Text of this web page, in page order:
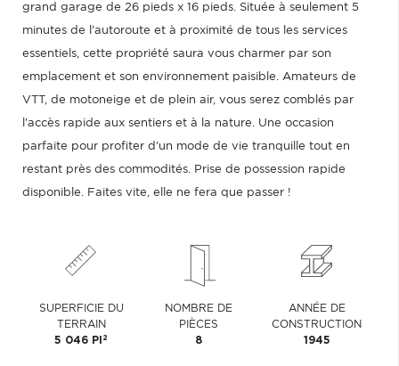
grand garage de 26 pieds x 16 pieds. Située à seulement 5
minutes de l'autoroute et à proximité de tous les services
essentiels, cette propriété saura vous charmer par son
emplacement et son environnement paisible. Amateurs de
VTT, de motoneige et de plein air, vous serez comblés par
l'accès rapide aux sentiers et à la nature. Une occasion
parfaite pour profiter d'un mode de vie tranquille tout en
restant près des commodités. Prise de possession rapide
disponible. Faites vite, elle ne fera que passer !
SUPERFICIE DU
TERRAIN
5 046 PI 2
NOMBRE DE
PIÈCES
8
ANNÉE DE
CONSTRUCTION
1945